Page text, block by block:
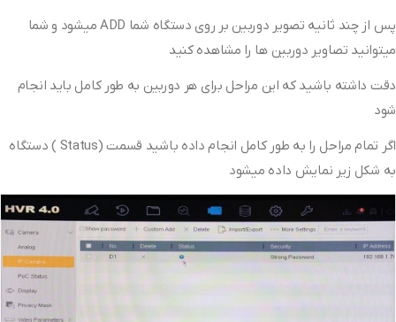
پس از چند ثانیه تصویر دوربین بر روی دستگاه شما ADD میشود و شما
میتوانید تصاویر دوربین ها را مشاهده کنید
دقت داشته باشید که این مراحل برای هر دوربین به طور کامل باید انجام
شود
اگر تمام مراحل را به طور کامل انجام داده باشید قسمت (Status ) دستگاه
به شکل زیر نمایش داده میشود